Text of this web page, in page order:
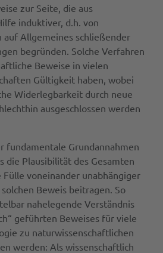
zur Seite, die aus
induktiver, d.h. von
auf Allgemeines schließender
begründen. Solche Verfahren
Beweise in vielen
Gültigkeit haben, wobei
Widerlegbarkeit durch neue
ausgeschlossen werden
fundamentale Grundannahmen
die Plausibilität des Gesamten
voneinander unabhängiger
Beweis beitragen. So
nahelegende Verständnis
geführten Beweises für viele
zu naturwissenschaftlichen
werden: Als wissenschaftlich